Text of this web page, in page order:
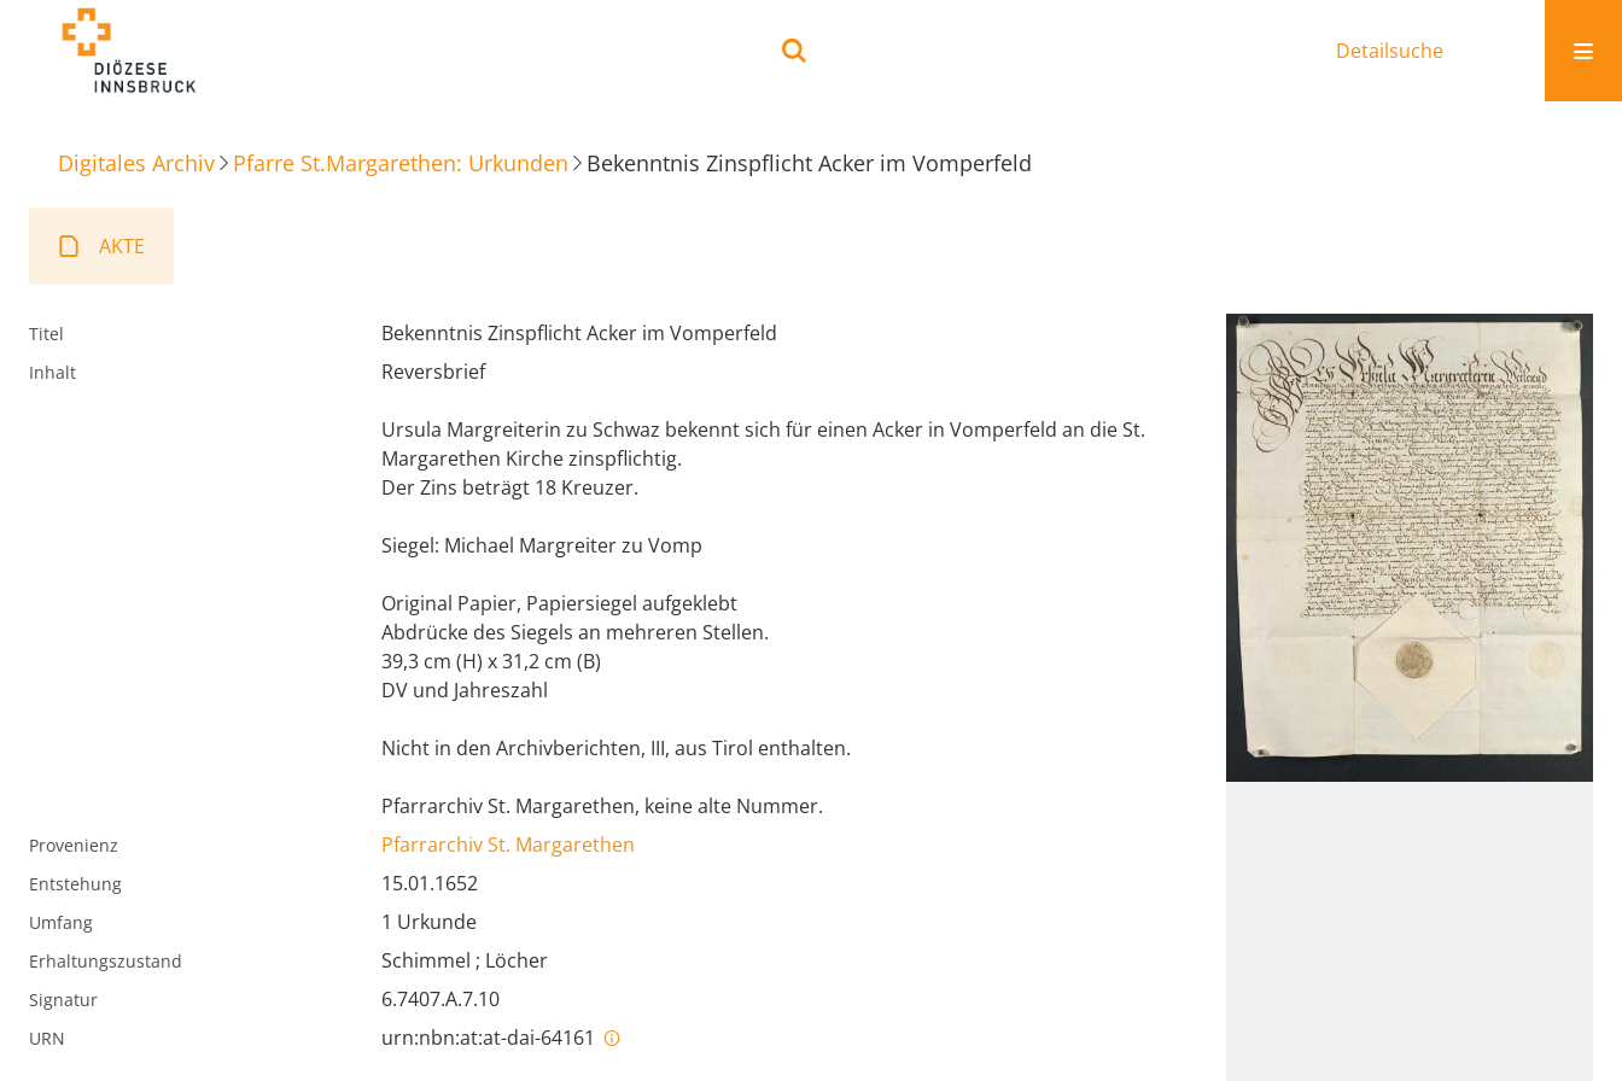
Detailsuche
Digitales Archiv Pfarre St.Margarethen: Urkunden Bekenntnis Zinspflicht Acker im Vomperfeld
AKTE
Titel Bekenntnis Zinspflicht Acker im Vomperfeld
Inhalt Reversbrief
Ursula Margreiterin zu Schwaz bekennt sich für einen Acker in Vomperfeld an die St.
Margarethen Kirche zinspflichtig.
Der Zins beträgt 18 Kreuzer.
Siegel: Michael Margreiter zu Vomp
Original Papier, Papiersiegel aufgeklebt
Abdrücke des Siegels an mehreren Stellen.
39,3 cm (H) x 31,2 cm (B)
DV und Jahreszahl
Nicht in den Archivberichten, III, aus Tirol enthalten.
Pfarrarchiv St. Margarethen, keine alte Nummer.
Provenienz Pfarrarchiv St. Margarethen
Entstehung 15.01.1652
Umfang 1 Urkunde
Erhaltungszustand Schimmel ; Löcher
Signatur 6.7407.A.7.10
URN urn:nbn:at:at-dai-64161